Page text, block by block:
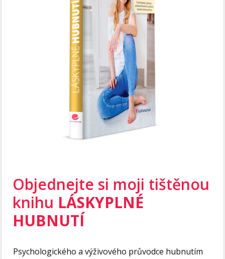
Objednejte si moji tištěnou
knihu LÁSKYPLNÉ
HUBNUTÍ
Psychologického a výživového průvodce hubnutím